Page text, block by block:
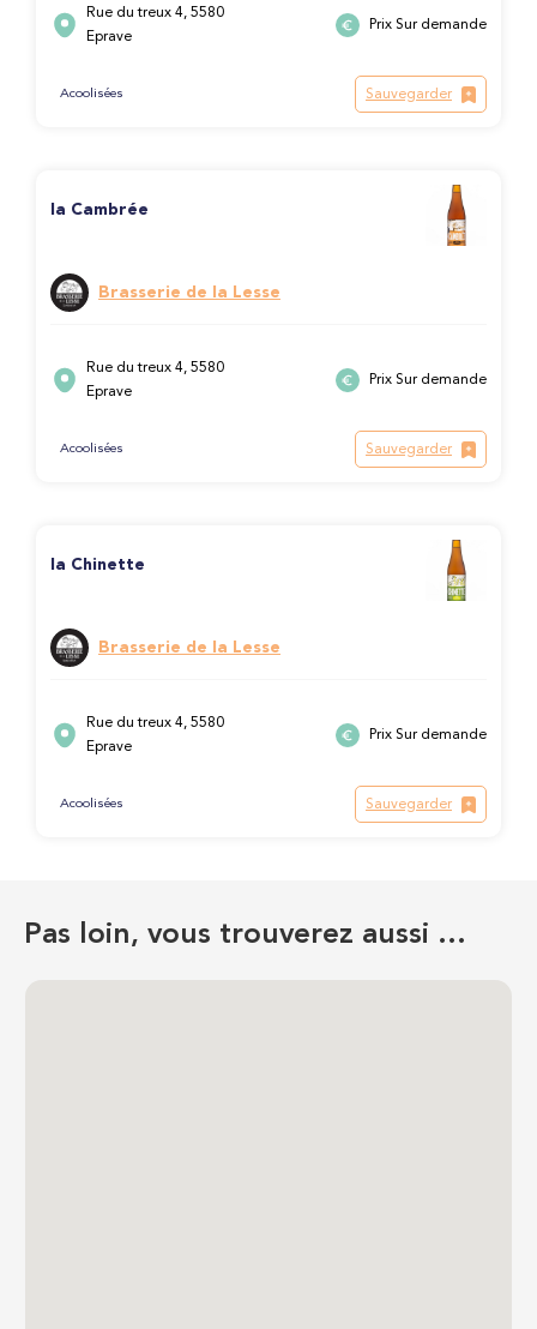
Rue du treux 4, 5580
Eprave
Prix Sur demande
Acoolisées Sauvegarder
la Cambrée
Brasserie de la Lesse
Rue du treux 4, 5580
Eprave
Prix Sur demande
Acoolisées Sauvegarder
la Chinette
Brasserie de la Lesse
Rue du treux 4, 5580
Eprave
Prix Sur demande
Acoolisées Sauvegarder
Pas loin, vous trouverez aussi …